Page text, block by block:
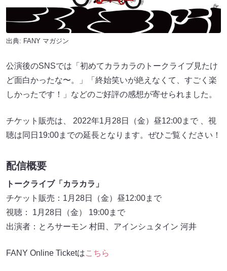
出典: FANY マガジン
公演後のSNSでは「初めてカラカラのトークライブ見たけ
ど面白かったな〜。」「終始笑いが絶えなくて、すごく楽
しかったです！」などのご好評の感想が寄せられました。
チケット販売は、 2022年1月28日（金）昼12:00まで 、視
聴は同日19:00までの延長となります。ぜひご覧ください！
配信概要
トークライブ「カラカラ」
チケット販売：1月28日（金）昼12:00まで
視聴： 1月28日（金） 19:00まで
出演者：とろサーモン 村田、アインシュタイン 河井
FANY Online Ticketはこちら